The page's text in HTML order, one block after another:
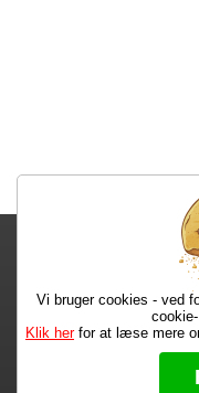
Fragtgebyret er DKK
Bestiller du inden
Max
Læs hvad vores
Vi bruger cookies - ved
Klik herfor at læse mere